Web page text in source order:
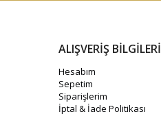
ALIŞVERİŞ BİLGİLERİ
Hesabım
Sepetim
Siparişlerim
İptal & İade Politikası